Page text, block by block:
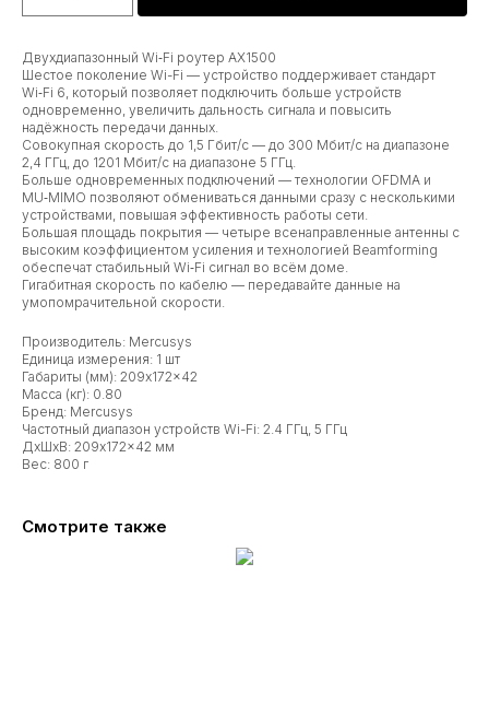
Двухдиапазонный Wi‑Fi роутер AX1500
Шестое поколение Wi-Fi — устройство поддерживает стандарт
Wi‑Fi 6, который позволяет подключить больше устройств
одновременно, увеличить дальность сигнала и повысить
надёжность передачи данных.
Совокупная скорость до 1,5 Гбит/с — до 300 Мбит/с на диапазоне
2,4 ГГц, до 1201 Мбит/с на диапазоне 5 ГГц.
Больше одновременных подключений — технологии OFDMA и
MU‑MIMO позволяют обмениваться данными сразу с несколькими
устройствами, повышая эффективность работы сети.
Большая площадь покрытия — четыре всенаправленные антенны с
высоким коэффициентом усиления и технологией Beamforming
обеспечат стабильный Wi‑Fi сигнал во всём доме.
Гигабитная скорость по кабелю — передавайте данные на
умопомрачительной скорости.
Производитель: Mercusys
Единица измерения: 1 шт
Габариты (мм): 209x172x42
Масса (кг): 0.80
Бренд: Mercusys
Частотный диапазон устройств Wi-Fi: 2.4 ГГц, 5 ГГц
ДxШxВ: 209x172x42 мм
Вес: 800 г
Смотрите также